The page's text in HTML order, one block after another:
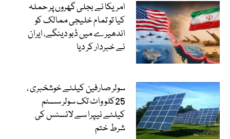
امریکا نے بجلی گھروں پر حملہ
کیا تو تمام خلیجی ممالک کو
اندھیرے میں ڈبو دینگے، ایران
نے خبردار کر دیا
سولر صارفین کیلئے خوشخبری ،
25کلو واٹ تک سولر سسٹم
کیلئے نیپرا سے لائسنس کی
شرط ختم